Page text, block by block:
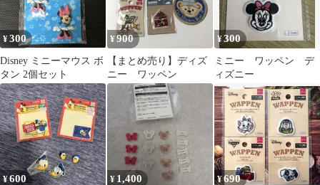
¥300
Disney ミニーマウス ボ
タン 2個セット
¥900
【まとめ売り】ディズ
ニー ワッペン
¥300
ミニー ワッペン デ
ィズニー
¥600 ¥ 1,400 ¥690